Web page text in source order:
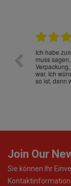
Ich habe
muss
war. Ich
so ist, dann
Join Our
Sie können Ihr